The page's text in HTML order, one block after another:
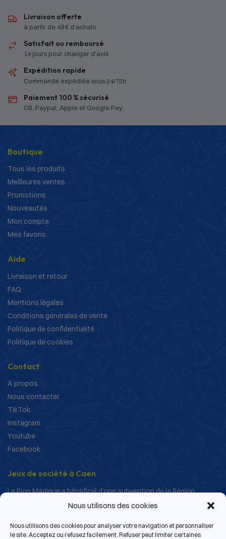
Nous utilisons des cookies
Nous utilisons des cookies pour analyser votre navigation et personnaliser
le site. Acceptez ou refusez facilement. Refuser peut limiter certaines
Livraison offerte
à partir de 49 € d’achats
Satisfait ou remboursé
14 jours pour changer d’avis
Expédition rapide
Commande expédiée sous 24/72h
Paiement 100 % sécurisé
CB, Paypal, Apple et Google Pay
Boutique
Tous les produits
Meilleures ventes
Promotions
Nouveautés
Mon compte
Mes favoris
Aide
Livraison et retour
FAQ
Mentions légales
Conditions générales de vente
Politique de confidentialité
Politique de cookies
Contact
A propos
Nous contacter
TikTok
Instagram
Youtube
Facebook
Jeux de société à Caen
Le Pion Magique a bénéficié d’une subvention de la Région
Normandie dans le cadre de ses actions de structuration et de